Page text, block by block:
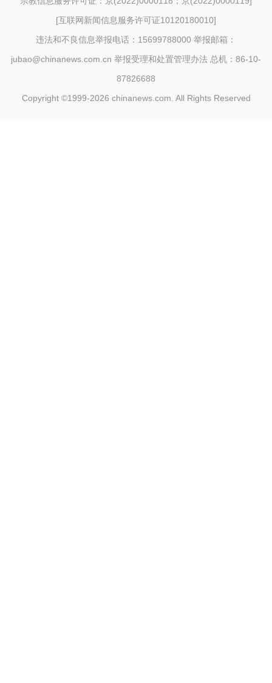
[互联网新闻信息服务许可证10120180010]
违法和不良信息举报电话：15699788000 举报邮箱：
jubao@chinanews.com.cn 举报受理和处置管理办法 总机：86-10-
87826688
Copyright ©1999-2026 chinanews.com. All Rights Reserved